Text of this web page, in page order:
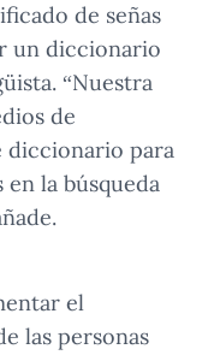
de señas
un diccionario
“Nuestra
de
diccionario para
en la búsqueda
el
las personas